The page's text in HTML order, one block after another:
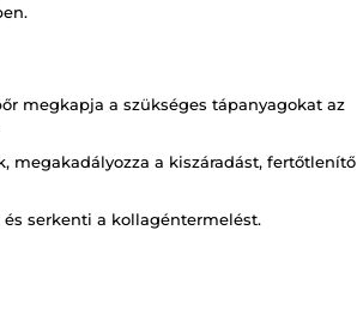
megkapja a szükséges tápanyagokat az
megakadályozza a kiszáradást, fertőtlenítő
serkenti a kollagéntermelést.